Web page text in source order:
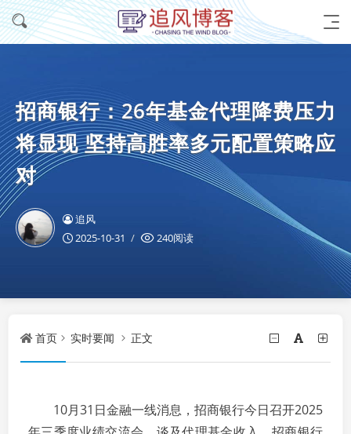
招商银行：26年基金代理降费压力
将显现 坚持高胜率多元配置策略应
对
追风
2025-10-31
240阅读
首页 实时要闻 正文
10月31日金融一线消息，招商银行今日召开2025